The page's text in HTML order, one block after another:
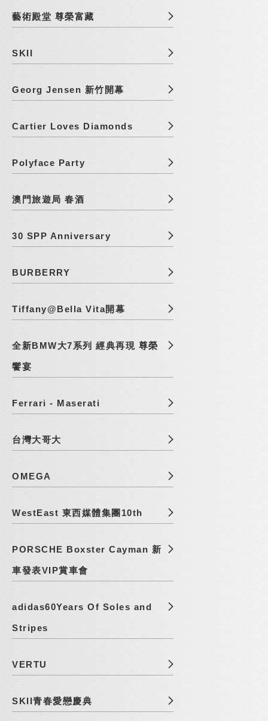
藝術殿堂 尊榮富藏
SKII
Georg Jensen 新竹開幕
Cartier Loves Diamonds
Polyface Party
澳門旅遊局 春酒
30 SPP Anniversary
BURBERRY
Tiffany@Bella Vita開幕
全新BMW大7系列 經典再現 尊榮
饗宴
Ferrari - Maserati
台灣大哥大
OMEGA
WestEast 東西媒體集團10th
PORSCHE Boxster Cayman 新
車發表VIP賞車會
adidas60Years Of Soles and
Stripes
VERTU
SKII青春愛戀慶典